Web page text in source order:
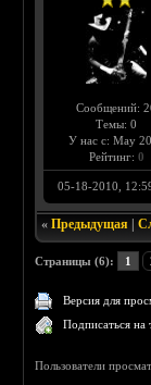
Сообщений:
Темы: 0
У нас с: May
Рейтинг: 0
05-18-2010,
«Предыдущая |
Страницы (6): 1
Версия для
Подписаться на
Пользователи